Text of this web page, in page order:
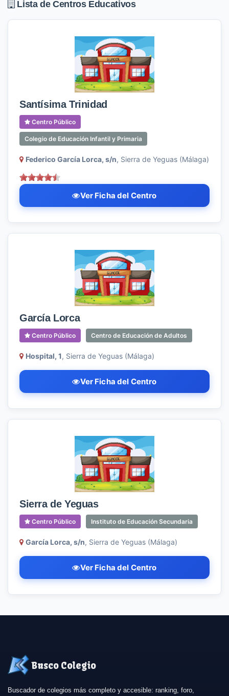
Lista de Centros Educativos
Santísima Trinidad
Centro Público
Colegio de Educación Infantil y Primaria
Federico García Lorca, s/n, Sierra de Yeguas (Málaga)
Ver Ficha del Centro
García Lorca
Centro Público Centro de Educación de Adultos
Hospital, 1, Sierra de Yeguas (Málaga)
Ver Ficha del Centro
Sierra de Yeguas
Centro Público Instituto de Educación Secundaria
García Lorca, s/n, Sierra de Yeguas (Málaga)
Ver Ficha del Centro
Busco Colegio
Buscador de colegios más completo y accesible: ranking, foro,